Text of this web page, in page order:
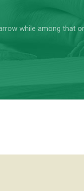
while among that